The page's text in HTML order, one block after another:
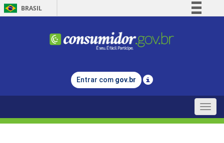
BRASIL
Comunica BR
Legislação
Entrar com gov.br
Toggle